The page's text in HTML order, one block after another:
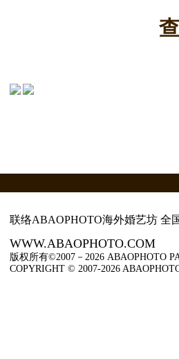
联络ABAOPHOTO海外婚艺坊 全
WWW.ABAOPHOTO.COM
版权所有©2007－2026 ABAOPHOTO
COPYRIGHT © 2007-2026